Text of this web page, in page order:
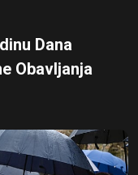
Dana
Obavljanja